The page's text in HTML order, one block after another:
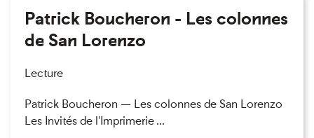
Patrick Boucheron - Les colonnes
de San Lorenzo
Lecture
Patrick Boucheron — Les colonnes de San Lorenzo
Les Invités de l'Imprimerie ...